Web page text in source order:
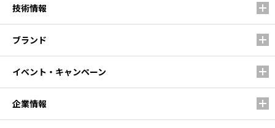
技術情報
ブランド
イベント・キャンペーン
企業情報